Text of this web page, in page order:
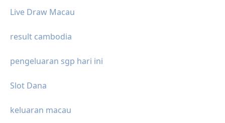
Live Draw Macau
result cambodia
pengeluaran sgp hari ini
Slot Dana
keluaran macau